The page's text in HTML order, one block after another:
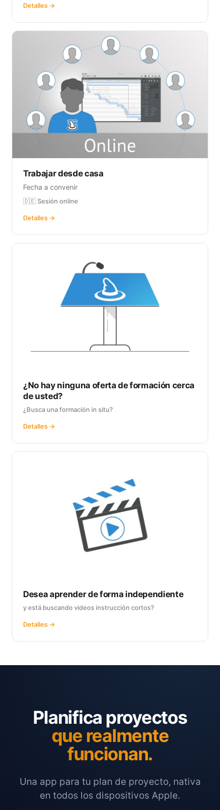
Detalles →
Trabajar desde casa
Fecha a convenir
🇩🇪 Sesión online
Detalles →
¿No hay ninguna oferta de formación cerca
de usted?
¿Busca una formación in situ?
Detalles →
Desea aprender de forma independiente
y está buscando videos instrucción cortos?
Detalles →
Planifica proyectos
que realmente
funcionan.
Una app para tu plan de proyecto, nativa
en todos los dispositivos Apple.